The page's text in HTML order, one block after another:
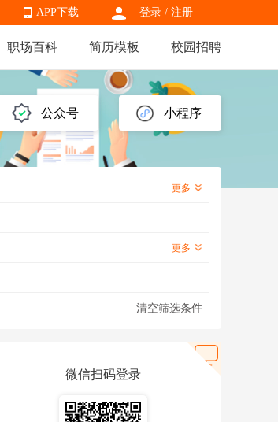
登录 / 注册
APP下载
APP下载
职场百科 简历模板 校园招聘
公众号 小程序
更多
更多
清空筛选条件
微信扫码登录